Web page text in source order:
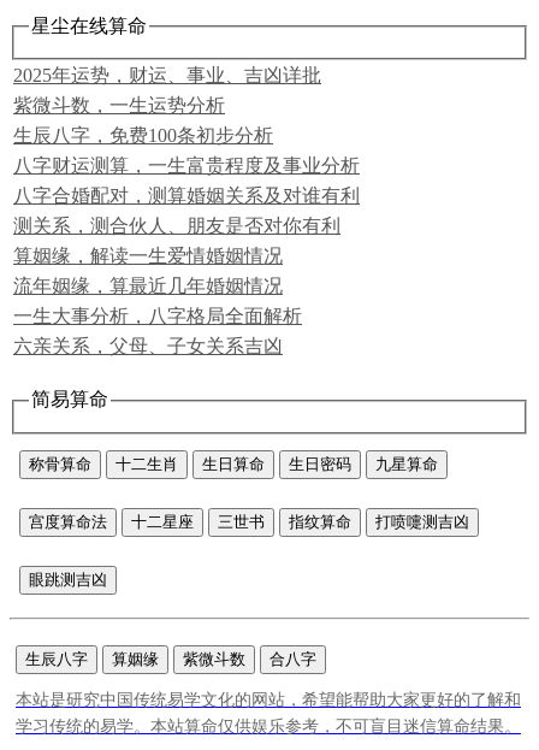
星尘在线算命
2025年运势，财运、事业、吉凶详批
紫微斗数，一生运势分析
生辰八字，免费100条初步分析
八字财运测算，一生富贵程度及事业分析
八字合婚配对，测算婚姻关系及对谁有利
测关系，测合伙人、朋友是否对你有利
算姻缘，解读一生爱情婚姻情况
流年姻缘，算最近几年婚姻情况
一生大事分析，八字格局全面解析
六亲关系，父母、子女关系吉凶
简易算命
称骨算命 十二生肖 生日算命 生日密码 九星算命
宫度算命法 十二星座 三世书 指纹算命 打喷嚏测吉凶
眼跳测吉凶
生辰八字 算姻缘 紫微斗数 合八字
本站是研究中国传统易学文化的网站，希望能帮助大家更好的了解和
学习传统的易学。本站算命仅供娱乐参考，不可盲目迷信算命结果。